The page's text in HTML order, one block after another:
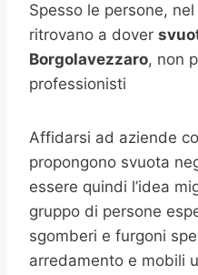
Spesso le persone,
ritrovano a dover
Borgolavezzaro, non
professionisti
Affidarsi ad aziende
propongono svuota
essere quindi l’idea
gruppo di persone
sgomberi e furgoni
arredamento e mobili